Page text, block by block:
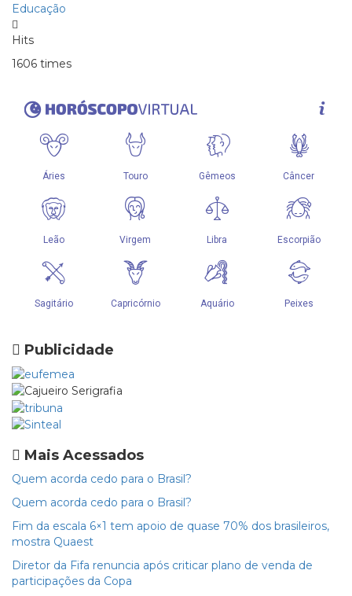
Educação
Hits
1606 times
Publicidade
Mais Acessados
Quem acorda cedo para o Brasil?
Quem acorda cedo para o Brasil?
Fim da escala 6×1 tem apoio de quase 70% dos brasileiros,
mostra Quaest
Diretor da Fifa renuncia após criticar plano de venda de
participações da Copa